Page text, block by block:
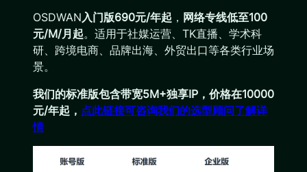
OSDWAN入门版690元/年起 ， 网络专线低至100
元/M/月起。适用于社媒运营、TK直播、学术科
研、跨境电商、品牌出海、外贸出口等各类行业场
景。
我们的标准版包含带宽5M+独享IP，价格在10000
元/年起， 点此链接可咨询我们的选型顾问了解详
情